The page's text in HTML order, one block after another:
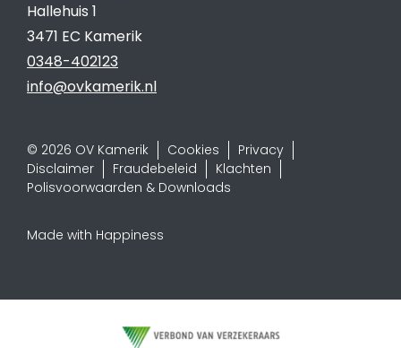
Hallehuis 1
3471 EC Kamerik
0348-402123
info@ovkamerik.nl
© 2026 OV Kamerik Cookies
Privacy
Disclaimer
Fraudebeleid
Klachten
Polisvoorwaarden & Downloads
Made with Happiness